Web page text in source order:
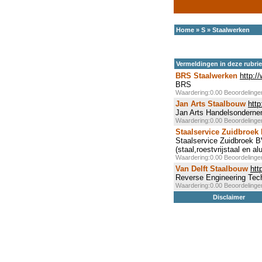
Home » S » Staalwerken
Vermeldingen in deze
BRS Staalwerken http://
BRS
Waardering:0.00
Jan Arts Staalbouw
Jan Arts
Waardering:0.00
Staalservice Zuidbroek
Staalservice Zuidbroek
(staal,roestvrijstaal en
Waardering:0.00
Van Delft Staalbouw
Reverse Engineering
Waardering:0.00
Disclaimer